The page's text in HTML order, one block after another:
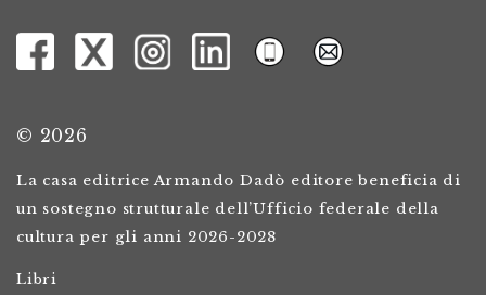
© 2026
La casa editrice Armando Dadò editore beneficia di
un sostegno strutturale dell’Ufficio federale della
cultura per gli anni 2026-2028
Libri